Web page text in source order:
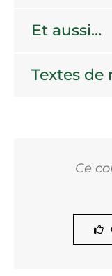
Et aussi…
Textes de
Ce